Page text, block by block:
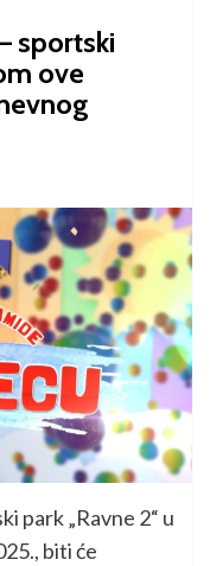
sportski
ove
park „Ravne 2“ u
biti će